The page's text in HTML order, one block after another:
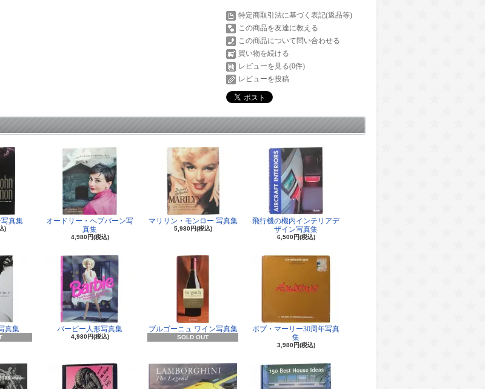
特定商取引法に基づく表記(返品等)
この商品を友達に教える
この商品について問い合わせる
買い物を続ける
レビューを見る(0件)
レビューを投稿
真集
)
オードリー・ヘプバーン写
真集
4,980円(税込)
マリリン・モンロー 写真集
5,980円(税込)
飛行機の機内インテリアデ
ザイン写真集
6,500円(税込)
真集 バービー人形写真集
4,980円(税込)
ブルゴーニュ ワイン写真集
SOLD OUT
ボブ・マーリー30周年写真
集
3,980円(税込)